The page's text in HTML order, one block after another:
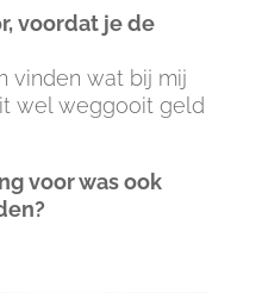
voordat je de
vinden wat bij mij
wel weggooit geld
voor was ook